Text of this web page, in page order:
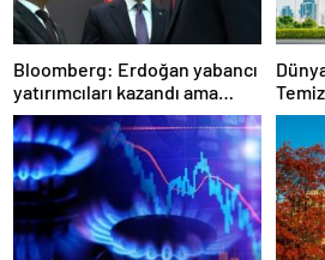
Bloomberg: Erdoğan yabancı
yatırımcıları kazandı ama
bedelini Türkler ödedi